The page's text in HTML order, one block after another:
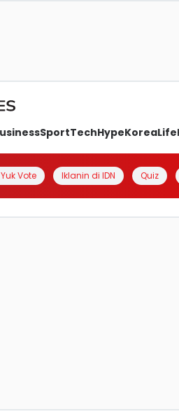
SportTechHypeKoreaLife
Vote Iklanin di IDN Quiz